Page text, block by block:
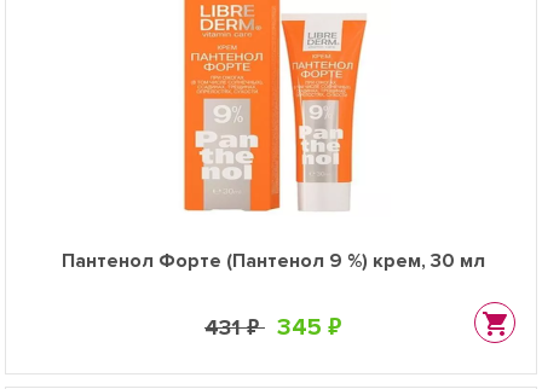
Пантенол Форте (Пантенол 9 %) крем, 30 мл
431 ₽ 345 ₽